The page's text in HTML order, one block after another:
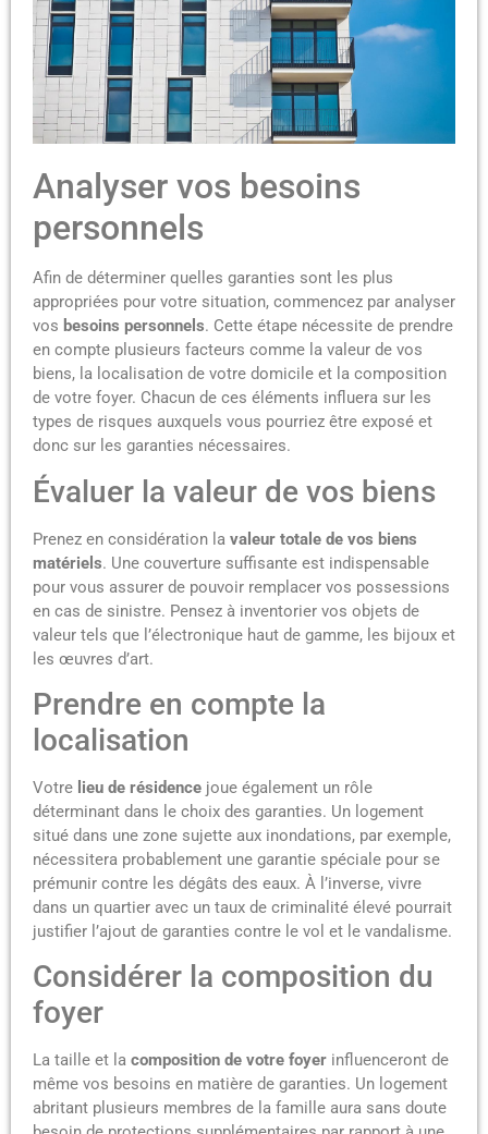
Analyser vos besoins
personnels
Afin de déterminer quelles garanties sont les plus
appropriées pour votre situation, commencez par analyser
vos besoins personnels. Cette étape nécessite de prendre
en compte plusieurs facteurs comme la valeur de vos
biens, la localisation de votre domicile et la composition
de votre foyer. Chacun de ces éléments influera sur les
types de risques auxquels vous pourriez être exposé et
donc sur les garanties nécessaires.
Évaluer la valeur de vos biens
Prenez en considération la valeur totale de vos biens
matériels. Une couverture suffisante est indispensable
pour vous assurer de pouvoir remplacer vos possessions
en cas de sinistre. Pensez à inventorier vos objets de
valeur tels que l’électronique haut de gamme, les bijoux et
les œuvres d’art.
Prendre en compte la
localisation
Votre lieu de résidence joue également un rôle
déterminant dans le choix des garanties. Un logement
situé dans une zone sujette aux inondations, par exemple,
nécessitera probablement une garantie spéciale pour se
prémunir contre les dégâts des eaux. À l’inverse, vivre
dans un quartier avec un taux de criminalité élevé pourrait
justifier l’ajout de garanties contre le vol et le vandalisme.
Considérer la composition du
foyer
La taille et la composition de votre foyer influenceront de
même vos besoins en matière de garanties. Un logement
abritant plusieurs membres de la famille aura sans doute